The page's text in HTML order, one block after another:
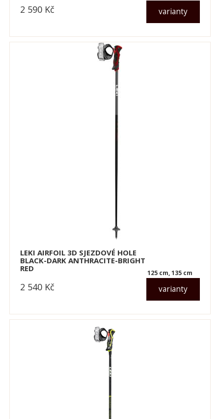
varianty
2 590 Kč
LEKI AIRFOIL 3D SJEZDOVÉ HOLE
BLACK-DARK ANTHRACITE-BRIGHT
RED
varianty
125 cm, 135 cm
2 540 Kč